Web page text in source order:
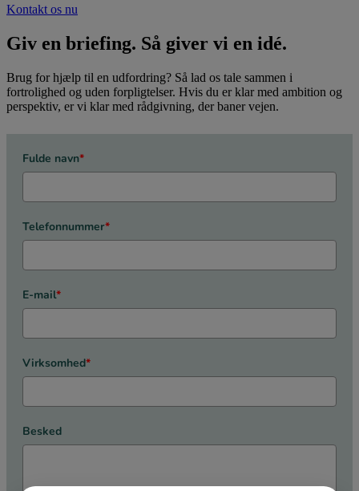
Kontakt os nu
Giv en briefing. Så giver vi en idé.
Brug for hjælp til en udfordring? Så lad os tale sammen i
fortrolighed og uden forpligtelser. Hvis du er klar med ambition og
perspektiv, er vi klar med rådgivning, der baner vejen.
Fulde navn*
Telefonnummer*
E-mail*
Virksomhed*
Besked